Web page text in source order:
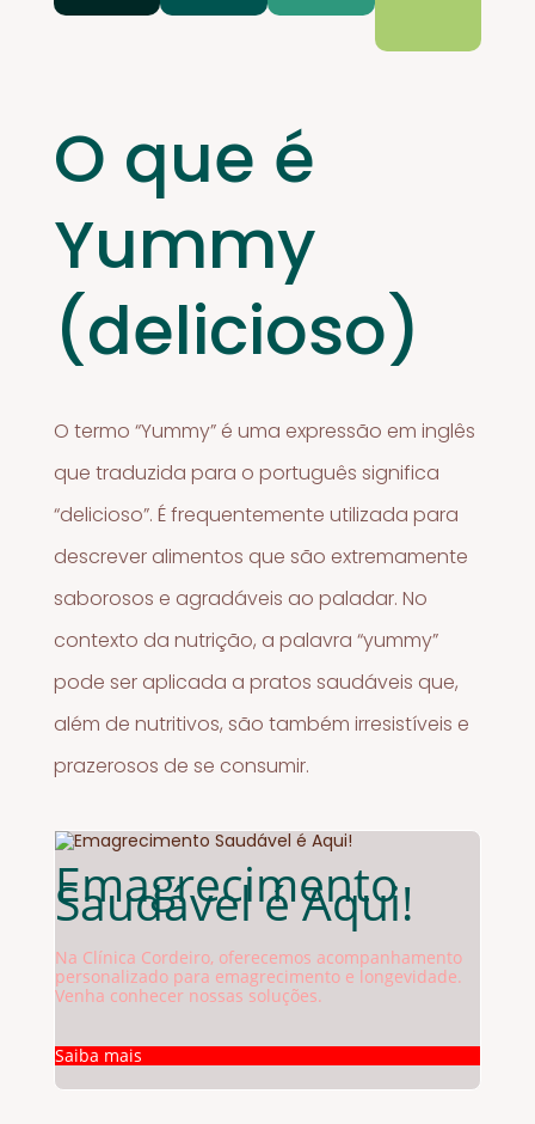
O que é
Yummy
(delicioso)
O termo “Yummy” é uma expressão em inglês
que traduzida para o português significa
“delicioso”. É frequentemente utilizada para
descrever alimentos que são extremamente
saborosos e agradáveis ao paladar. No
contexto da nutrição, a palavra “yummy”
pode ser aplicada a pratos saudáveis que,
além de nutritivos, são também irresistíveis e
prazerosos de se consumir.
Emagrecimento
Saudável é Aqui!
Na Clínica Cordeiro, oferecemos acompanhamento
personalizado para emagrecimento e longevidade.
Venha conhecer nossas soluções.
Saiba mais